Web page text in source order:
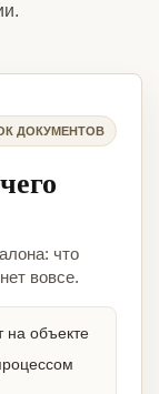
ДОКУМЕНТОВ
что
вовсе.
на объекте